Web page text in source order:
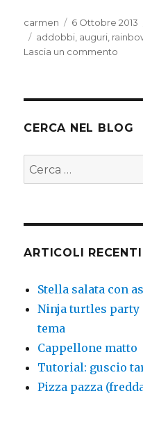
Autore
carmen
Pubblicato
il
6 Ottobre 2013
Tag
addobbi auguri
Lascia un commento
CERCA NEL BLOG
Cerca:
ARTICOLI RECENTI
Stella salata con
Ninja turtles party
tema
Cappellone matto
Tutorial: guscio
Pizza pazza